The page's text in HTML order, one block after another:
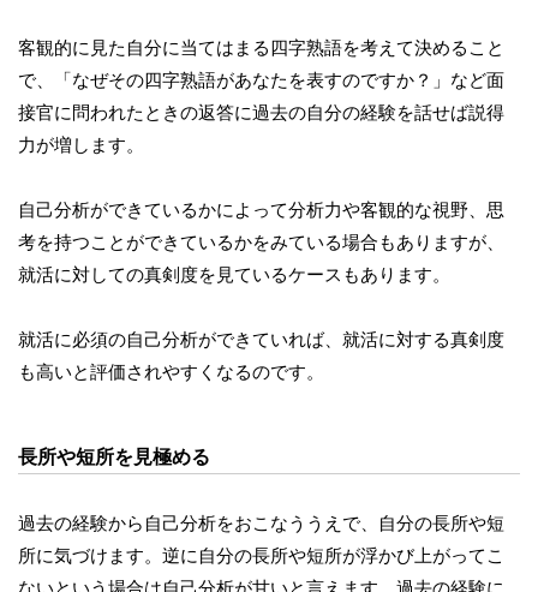
客観的に見た自分に当てはまる四字熟語を考えて決めること
で、「なぜその四字熟語があなたを表すのですか？」など面
接官に問われたときの返答に過去の自分の経験を話せば説得
力が増します。
自己分析ができているかによって分析力や客観的な視野、思
考を持つことができているかをみている場合もありますが、
就活に対しての真剣度を見ているケースもあります。
就活に必須の自己分析ができていれば、就活に対する真剣度
も高いと評価されやすくなるのです。
長所や短所を見極める
過去の経験から自己分析をおこなううえで、自分の長所や短
所に気づけます。逆に自分の長所や短所が浮かび上がってこ